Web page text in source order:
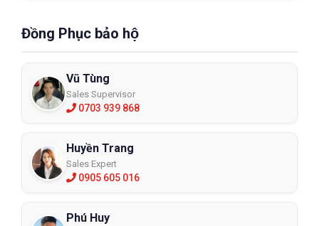
Đồng Phục bảo hộ
Vũ Tùng
Sales Supervisor
0703 939 868
Huyền Trang
Sales Expert
0905 605 016
Phú Huy